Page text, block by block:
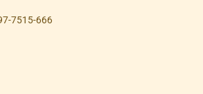
7515-666